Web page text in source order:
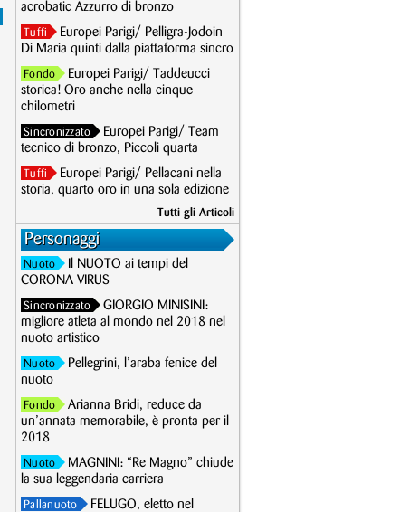
acrobatic Azzurro di bronzo
Tuffi
Europei Parigi/ Pelligra-Jodoin
Di Maria quinti dalla piattaforma sincro
Fondo
Europei Parigi/ Taddeucci
storica! Oro anche nella cinque
chilometri
Sincronizzato
Europei Parigi/ Team
tecnico di bronzo, Piccoli quarta
Tuffi
Europei Parigi/ Pellacani nella
storia, quarto oro in una sola edizione
Tutti gli Articoli
Personaggi
Nuoto
Il NUOTO ai tempi del
CORONA VIRUS
Sincronizzato
GIORGIO MINISINI:
migliore atleta al mondo nel 2018 nel
nuoto artistico
Nuoto
Pellegrini, l’araba fenice del
nuoto
Fondo
Arianna Bridi, reduce da
un’annata memorabile, è pronta per il
2018
Nuoto
MAGNINI: “Re Magno” chiude
la sua leggendaria carriera
Pallanuoto
FELUGO, eletto nel